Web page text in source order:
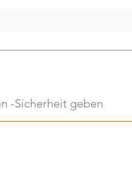
-Sicherheit geben